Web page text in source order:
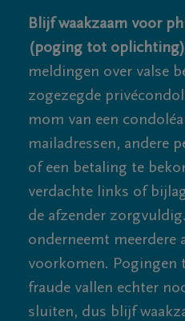
Blijf waakzaam voor
(poging tot
meldingen over valse
zogezegde
mom van een
mailadressen, andere
of een betaling te
verdachte links of
de afzender
onderneemt meerdere
voorkomen. Pogingen
fraude vallen echter
sluiten, dus blijf